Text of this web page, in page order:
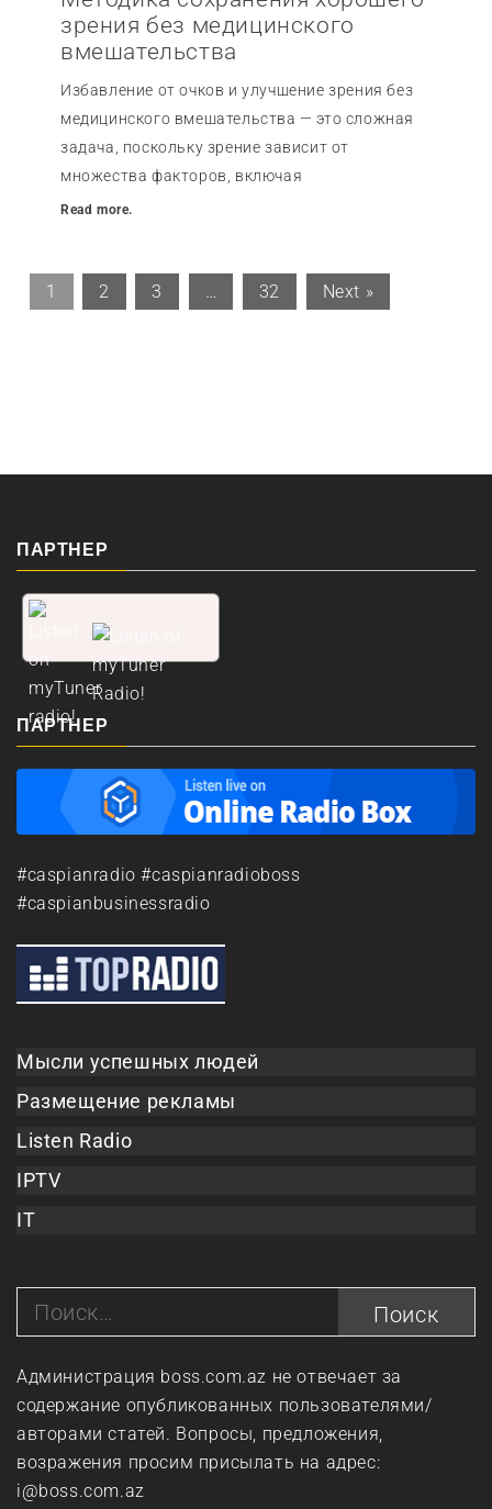
зрения без медицинского
вмешательства
Избавление от очков и улучшение зрения без
медицинского вмешательства — это сложная
задача, поскольку зрение зависит от
множества факторов, включая
Read more.
1 2 3 … 32 Next »
ПАРТНЕР
ПАРТНЕР
#caspianradio #caspianradioboss
#caspianbusinessradio
Мысли успешных людей
Размещение рекламы
Listen Radio
IPTV
IT
Найти:
Администрация boss.com.az не отвечает за
содержание опубликованных пользователями/
авторами статей. Вопросы, предложения,
возражения просим присылать на адрес:
i@boss.com.az